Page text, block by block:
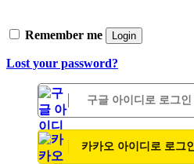
Remember me Login
Lost your password?
구글 아이디로 로그인
카카오 아이디로 로그인